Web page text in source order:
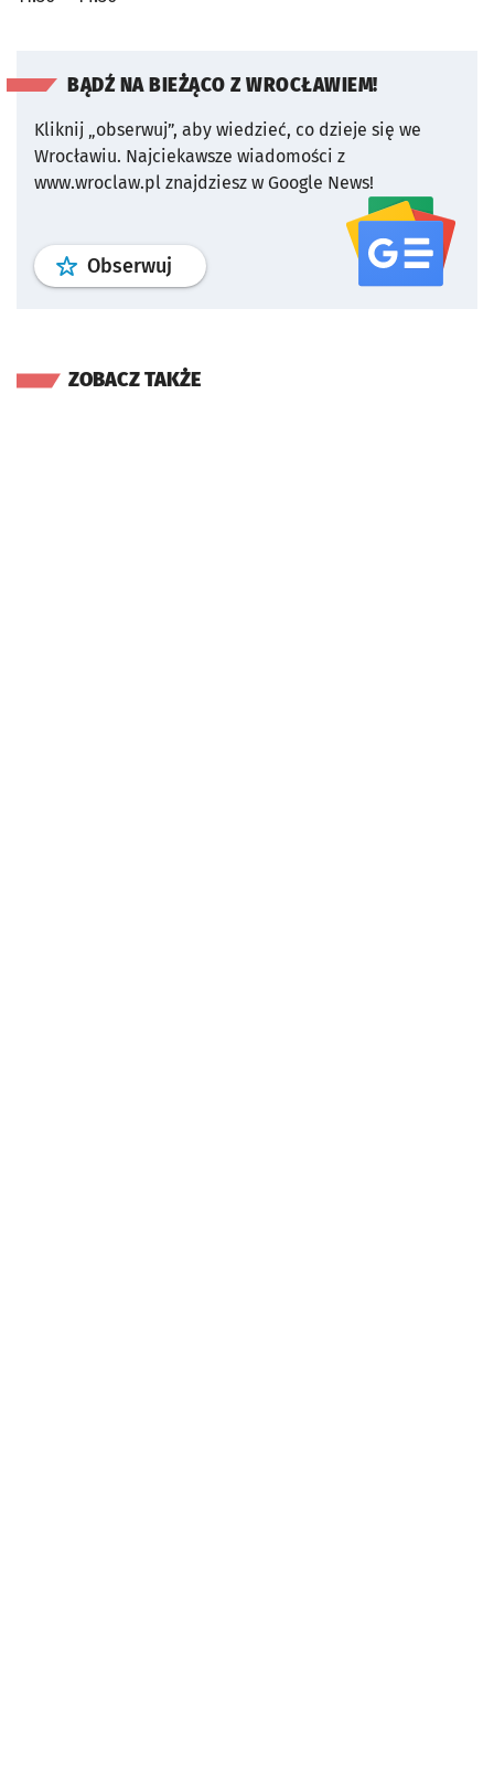
BĄDŹ NA BIEŻĄCO Z WROCŁAWIEM!
Kliknij „obserwuj”, aby wiedzieć, co dzieje się we
Wrocławiu. Najciekawsze wiadomości z
www.wroclaw.pl znajdziesz w Google News!
Obserwuj profil serwisu
ZOBACZ TAKŻE